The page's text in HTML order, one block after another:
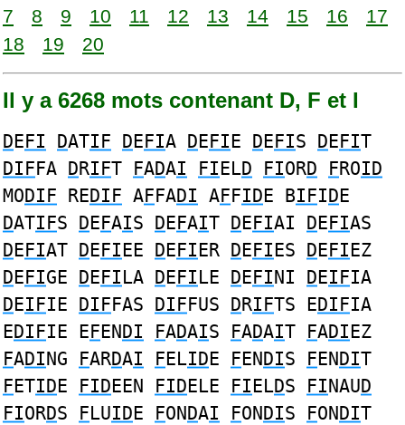
7
8 9 10 11 12 13 14 15 16
17
18
19 20
Il y a 6268 mots contenant D, F et I
DEFI DATIF DEFIA DEFIE DEFIS DEFIT
DIFFA DRIFT FADAI FIELD FIORD FROID
MODIF REDIF AFFADI AFFIDE BIFIDE
DATIFS DEFAIS DEFAIT DEFIAI DEFIAS
DEFIAT DEFIEE DEFIER DEFIES DEFIEZ
DEFIGE DEFILA DEFILE DEFINI DEIFIA
DEIFIE DIFFAS DIFFUS DRIFTS EDIFIA
EDIFIE EFENDI FADAIS FADAIT FADIEZ
FADING FARDAI FELIDE FENDIS FENDIT
FETIDE FIDEEN FIDELE FIELDS FINAUD
FIORDS FLUIDE FONDAI FONDIS FONDIT